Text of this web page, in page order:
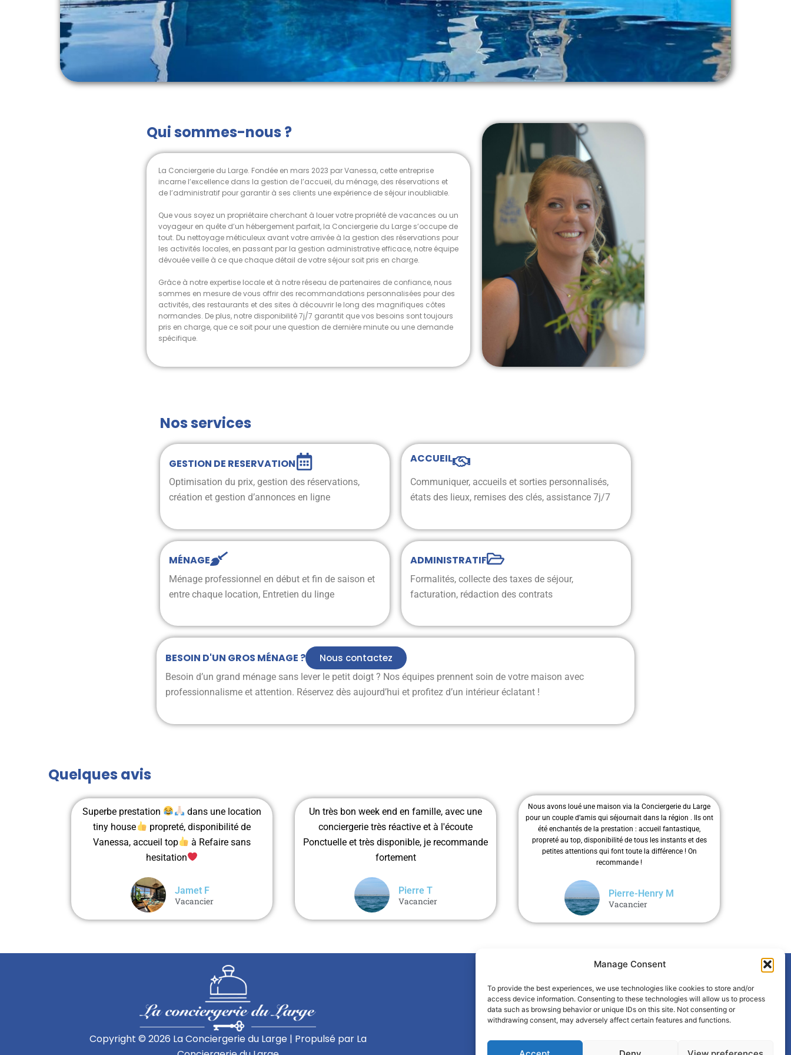
Manage Consent
To provide the best experiences, we use technologies like cookies to store and/or
access device information. Consenting to these technologies will allow us to process
data such as browsing behavior or unique IDs on this site. Not consenting or
withdrawing consent, may adversely affect certain features and functions.
Qui sommes-nous ?
La Conciergerie du Large. Fondée en mars 2023 par Vanessa, cette entreprise
incarne l’excellence dans la gestion de l’accueil, du ménage, des réservations et
de l’administratif pour garantir à ses clients une expérience de séjour inoubliable.
Que vous soyez un propriétaire cherchant à louer votre propriété de vacances ou un
voyageur en quête d’un hébergement parfait, la Conciergerie du Large s’occupe de
tout. Du nettoyage méticuleux avant votre arrivée à la gestion des réservations pour
les activités locales, en passant par la gestion administrative efficace, notre équipe
dévouée veille à ce que chaque détail de votre séjour soit pris en charge.
Grâce à notre expertise locale et à notre réseau de partenaires de confiance, nous
sommes en mesure de vous offrir des recommandations personnalisées pour des
activités, des restaurants et des sites à découvrir le long des magnifiques côtes
normandes. De plus, notre disponibilité 7j/7 garantit que vos besoins sont toujours
pris en charge, que ce soit pour une question de dernière minute ou une demande
spécifique.
Nos services
GESTION DE RESERVATION
Optimisation du prix, gestion des réservations,
création et gestion d’annonces en ligne
ACCUEIL
Communiquer, accueils et sorties personnalisés,
états des lieux, remises des clés, assistance 7j/7
MÉNAGE
Ménage professionnel en début et fin de saison et
entre chaque location, Entretien du linge
ADMINISTRATIF
Formalités, collecte des taxes de séjour,
facturation, rédaction des contrats
BESOIN D'UN GROS MÉNAGE ? Nous contactez
Besoin d’un grand ménage sans lever le petit doigt ? Nos équipes prennent soin de votre maison avec
professionnalisme et attention. Réservez dès aujourd’hui et profitez d’un intérieur éclatant !
Quelques avis
Superbe prestation
dans une location
tiny house
propreté, disponibilité de
Vanessa, accueil top
à Refaire sans
hesitation
Jamet F
Vacancier
Un très bon week end en famille, avec une
conciergerie très réactive et à l'écoute
Ponctuelle et très disponible, je recommande
fortement
Pierre T
Vacancier
Nous avons loué une maison via la Conciergerie du Large
pour un couple d’amis qui séjournait dans la région . Ils ont
été enchantés de la prestation : accueil fantastique,
propreté au top, disponibilité de tous les instants et des
petites attentions qui font toute la différence ! On
recommande !
Pierre-Henry M
Vacancier
Copyright © 2026 La Conciergerie du Large | Propulsé par La
Informations sur les cookies